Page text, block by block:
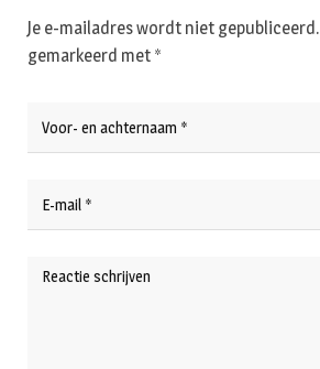
Je e-mailadres wordt niet gepubliceerd.
gemarkeerd met *